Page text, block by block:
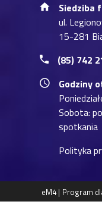
Siedziba
ul.
15-281
(85) 742
Godziny
Sobota:
spotkania
Polityka
eM4 | Program